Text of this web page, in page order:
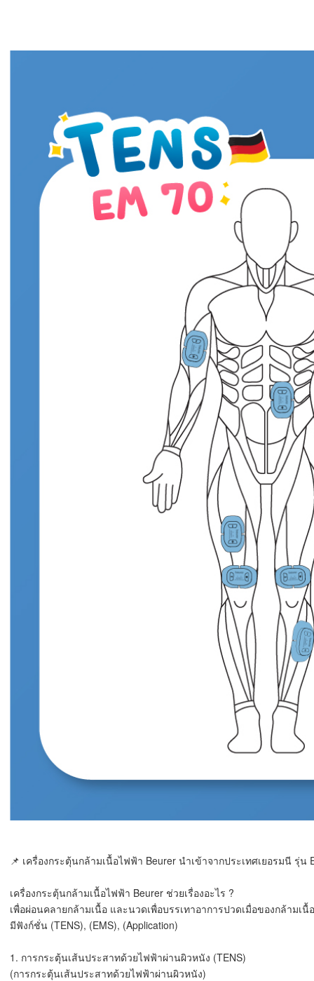
📌 เครื่องกระตุ้นกล้ามเนื้อไฟฟ้า Beurer นำเข้าจากประเทศเยอรม
เครื่องกระตุ้นกล้ามเนื้อไฟฟ้า Beurer ช่วยเรื่องอะไร ?
เพื่อผ่อนคลายกล้ามเนื้อ และนวดเพื่อบรรเทาอาการปวดเมื่อของกล้ามเนื้อ
มีฟังก์ชั่น (TENS), (EMS), (Application)
1. การกระตุ้นเส้นประสาทด้วยไฟฟ้าผ่านผิวหนัง (TENS)
(การกระตุ้นเส้นประสาทด้วยไฟฟ้าผ่านผิวหนัง)